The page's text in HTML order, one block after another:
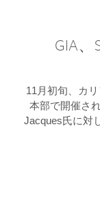
GIA、
11月初旬、カ
本部で開催さ
Jacques氏に対